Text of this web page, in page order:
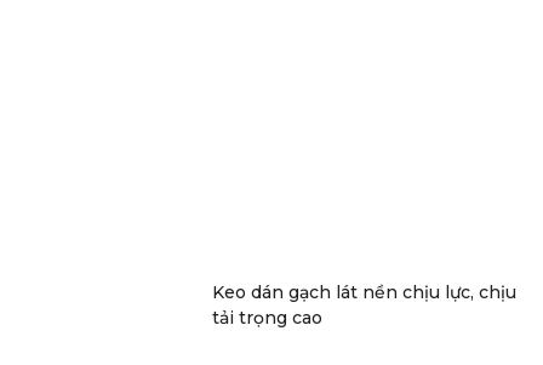
Keo dán gạch lát nền chịu lực, chịu
tải trọng cao